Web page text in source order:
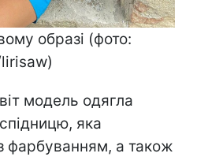
образі (фото:
модель одягла
яка
фарбуванням, а також